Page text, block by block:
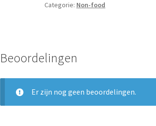
Categorie: Non-food
Beoordelingen
Er zijn nog geen beoordelingen.